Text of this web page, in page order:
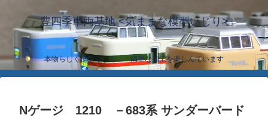
豊四季車両基地 <気ままな模型いじり>
本物らしく模型らしく… 簡単な加工を楽しんでいます
Nゲージ 1210 －683系 サンダーバード